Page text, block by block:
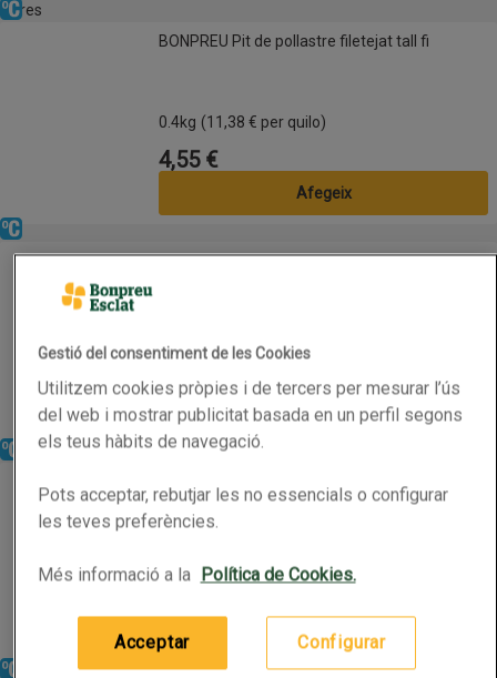
Altres
BONPREU Pit de pollastre filetejat tall fi
Refrigerat
BONPREU Pit de pollastre filetejat tall fi
0.4kg (11,38 € per quilo)
Preu
4,55 €
Afegeix
BONPREU Filet de pollastre
Refrigerat
BONPREU Filet de pollastre
0.39kg (10,74 € per quilo)
4,19 €
Afegeix
Refrigerat
Afegeix
Gestió del consentiment de les Cookies
Utilitzem cookies pròpies i de tercers per mesurar l’ús
del web i mostrar publicitat basada en un perfil segons
els teus hàbits de navegació.
Pots acceptar, rebutjar les no essencials o configurar
les teves preferències.
Més informació a la Política de Cookies.
Configurar
Acceptar